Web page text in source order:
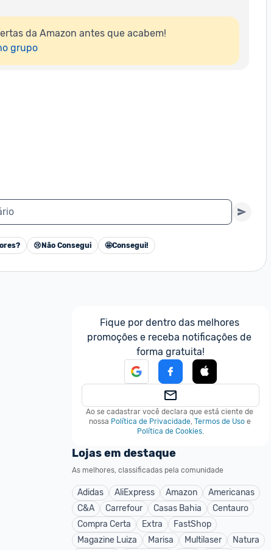
da Amazon antes que acabem!
grupo
😢 Não Consegui 🤩Consegui!
Fique por dentro das melhores
promoções e receba notificações de
forma gratuita!
Ao se cadastrar você declara que está ciente de
nossa Política de Privacidade, Termos de Uso e
Política de Cookies.
Lojas em destaque
As melhores, classificadas pela comunidade
Adidas AliExpress Amazon
Americanas
C&A
Carrefour Casas Bahia
Centauro
Compra Certa
Extra
FastShop
Magazine Luiza
Marisa Multilaser
Natura